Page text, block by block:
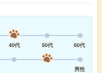
40代 50代
60代
男性